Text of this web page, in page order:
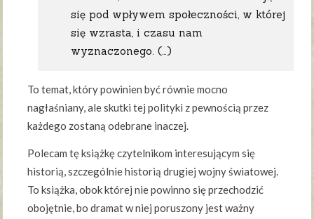
się pod wpływem społeczności, w której
się wzrasta, i czasu nam
wyznaczonego. (…)
To temat, który powinien być równie mocno
nagłaśniany, ale skutki tej polityki z pewnością przez
każdego zostaną odebrane inaczej.
Polecam tę książkę czytelnikom interesującym się
historią, szczególnie historią drugiej wojny światowej.
To książka, obok której nie powinno się przechodzić
obojętnie, bo dramat w niej poruszony jest ważny